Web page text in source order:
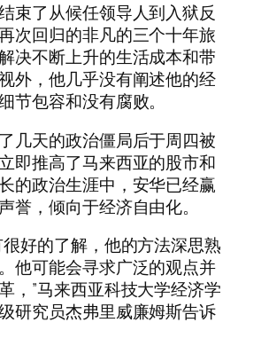
束了从候任领导人到入狱反
次回归的非凡的三个十年旅
决不断上升的生活成本和带
外，他几乎没有阐述他的经
节包容和没有腐败。
几天的政治僵局后于周四被
即推高了马来西亚的股市和
的政治生涯中，安华已经赢
誉，倾向于经济自由化。
很好的了解，他的方法深思熟
他可能会寻求广泛的观点并
，”马来西亚科技大学经济学
研究员杰弗里威廉姆斯告诉